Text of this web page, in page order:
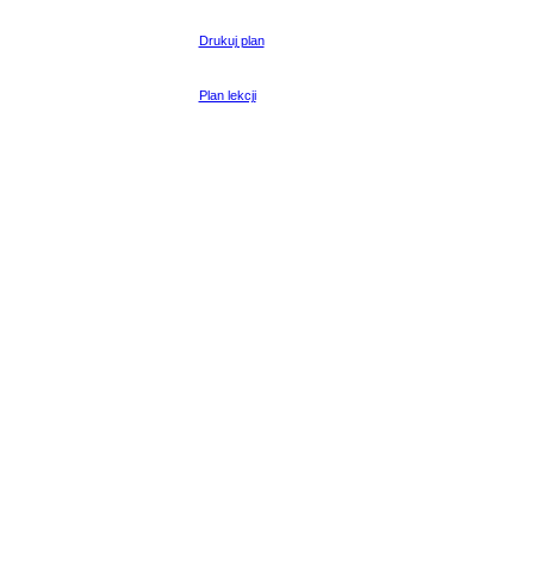
Drukuj plan
Plan lekcji